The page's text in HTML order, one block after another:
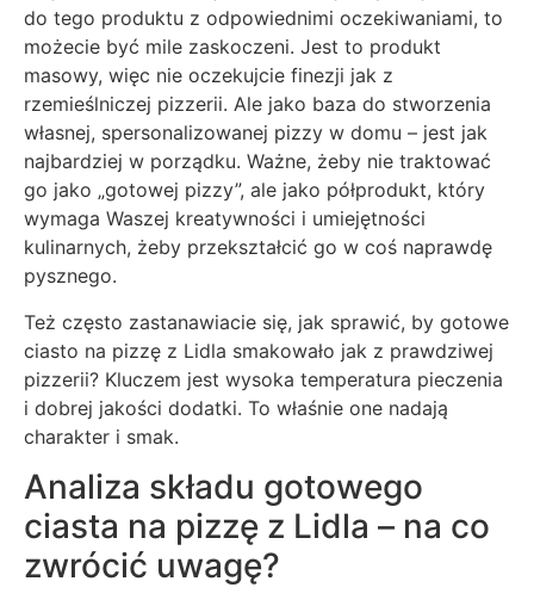
do tego produktu z odpowiednimi oczekiwaniami, to
możecie być mile zaskoczeni. Jest to produkt
masowy, więc nie oczekujcie finezji jak z
rzemieślniczej pizzerii. Ale jako baza do stworzenia
własnej, spersonalizowanej pizzy w domu – jest jak
najbardziej w porządku. Ważne, żeby nie traktować
go jako „gotowej pizzy”, ale jako półprodukt, który
wymaga Waszej kreatywności i umiejętności
kulinarnych, żeby przekształcić go w coś naprawdę
pysznego.
Też często zastanawiacie się, jak sprawić, by gotowe
ciasto na pizzę z Lidla smakowało jak z prawdziwej
pizzerii? Kluczem jest wysoka temperatura pieczenia
i dobrej jakości dodatki. To właśnie one nadają
charakter i smak.
Analiza składu gotowego
ciasta na pizzę z Lidla – na co
zwrócić uwagę?